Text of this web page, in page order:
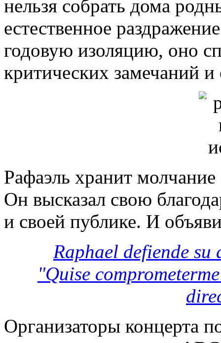
нельзя собрать дома
естественное
годовую изоляцию, оно
критических замечаний
Рафаэль хранит
Он высказал свою
и своей публике. И
Raphael defiende
"Quise
Организаторы концерта